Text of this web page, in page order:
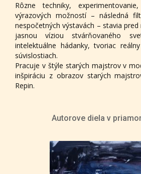
Rôzne techniky,
výrazových možností – následná
nespočetných výstavách – stavia
jasnou víziou stvárňovaného
intelektuálne hádanky, tvoriac
súvislostiach.
Pracuje v štýle starých majstrov v
inšpiráciu z obrazov starých
Repin.
Autorove diela v